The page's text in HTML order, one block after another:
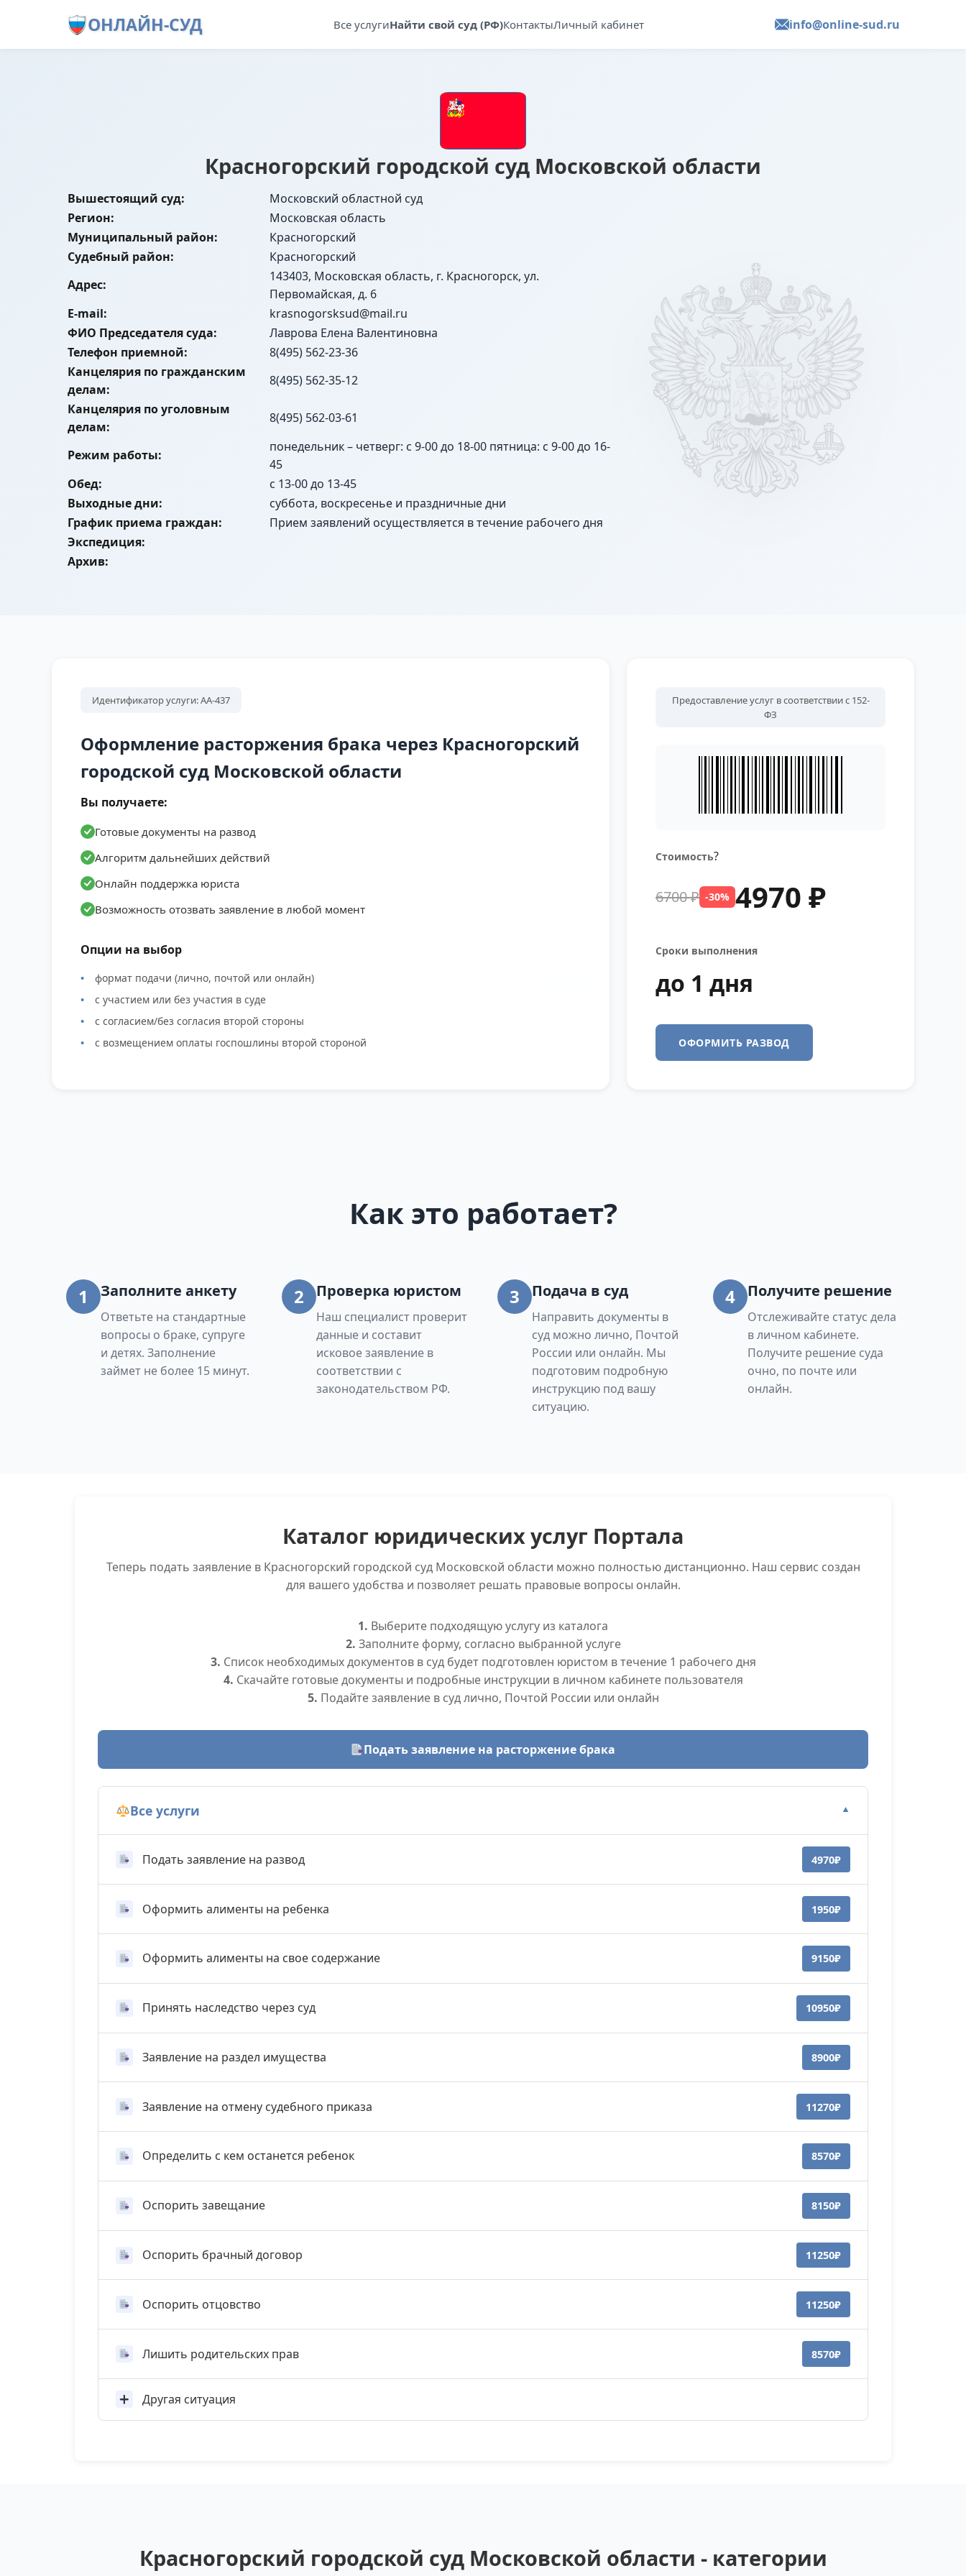
ОНЛАЙН-СУД Все услугиНайти свой суд (РФ)КонтактыЛичный кабинет info@online-sud.ru
Красногорский городской суд Московской области
Вышестоящий суд:
Московский областной суд
Регион:
Московская область
Муниципальный район:
Красногорский
Судебный район:
Красногорский
Адрес:
143403, Московская область, г. Красногорск, ул.
Первомайская, д. 6
E-mail:
krasnogorsksud@mail.ru
ФИО Председателя суда:
Лаврова Елена Валентиновна
Телефон приемной:
8(495) 562-23-36
Канцелярия по гражданским
делам:
8(495) 562-35-12
Канцелярия по уголовным
делам:
8(495) 562-03-61
Режим работы:
понедельник – четверг: с 9-00 до 18-00 пятница: с 9-00 до 16-
45
Обед:
с 13-00 до 13-45
Выходные дни:
суббота, воскресенье и праздничные дни
График приема граждан:
Прием заявлений осуществляется в течение рабочего дня
Экспедиция:
Архив:
Идентификатор услуги: АА-437
Оформление расторжения брака через Красногорский
городской суд Московской области
Вы получаете:
Готовые документы на развод
Алгоритм дальнейших действий
Онлайн поддержка юриста
Возможность отозвать заявление в любой момент
Опции на выбор
формат подачи (лично, почтой или онлайн)
с участием или без участия в суде
с согласием/без согласия второй стороны
с возмещением оплаты госпошлины второй стороной
Предоставление услуг в соответствии с 152-
ФЗ
Стоимость?
6700 ₽ -30% 4970 ₽
Сроки выполнения
до 1 дня
ОФОРМИТЬ РАЗВОД
Как это работает?
1 Заполните анкету
Ответьте на стандартные
вопросы о браке, супруге
и детях. Заполнение
займет не более 15 минут.
2 Проверка юристом
Наш специалист проверит
данные и составит
исковое заявление в
соответствии с
законодательством РФ.
3 Подача в суд
Направить документы в
суд можно лично, Почтой
России или онлайн. Мы
подготовим подробную
инструкцию под вашу
ситуацию.
4 Получите решение
Отслеживайте статус дела
в личном кабинете.
Получите решение суда
очно, по почте или
онлайн.
Каталог юридических услуг Портала
Теперь подать заявление в Красногорский городской суд Московской области можно полностью дистанционно. Наш сервис создан
для вашего удобства и позволяет решать правовые вопросы онлайн.
1. Выберите подходящую услугу из каталога
2. Заполните форму, согласно выбранной услуге
3. Список необходимых документов в суд будет подготовлен юристом в течение 1 рабочего дня
4. Скачайте готовые документы и подробные инструкции в личном кабинете пользователя
5. Подайте заявление в суд лично, Почтой России или онлайн
Подать заявление на расторжение брака
Все услуги ▼
Подать заявление на развод 4970₽
Оформить алименты на ребенка 1950₽
Оформить алименты на свое содержание 9150₽
Принять наследство через суд 10950₽
Заявление на раздел имущества 8900₽
Заявление на отмену судебного приказа 11270₽
Определить с кем останется ребенок 8570₽
Оспорить завещание 8150₽
Оспорить брачный договор 11250₽
Оспорить отцовство 11250₽
Лишить родительских прав 8570₽
Другая ситуация
Красногорский городской суд Московской области - категории